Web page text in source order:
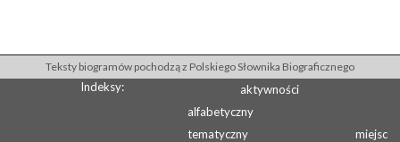
Teksty biogramów pochodzą z Polskiego Słownika Biograficznego
Indeksy:
aktywności
alfabetyczny
tematyczny
miejsc